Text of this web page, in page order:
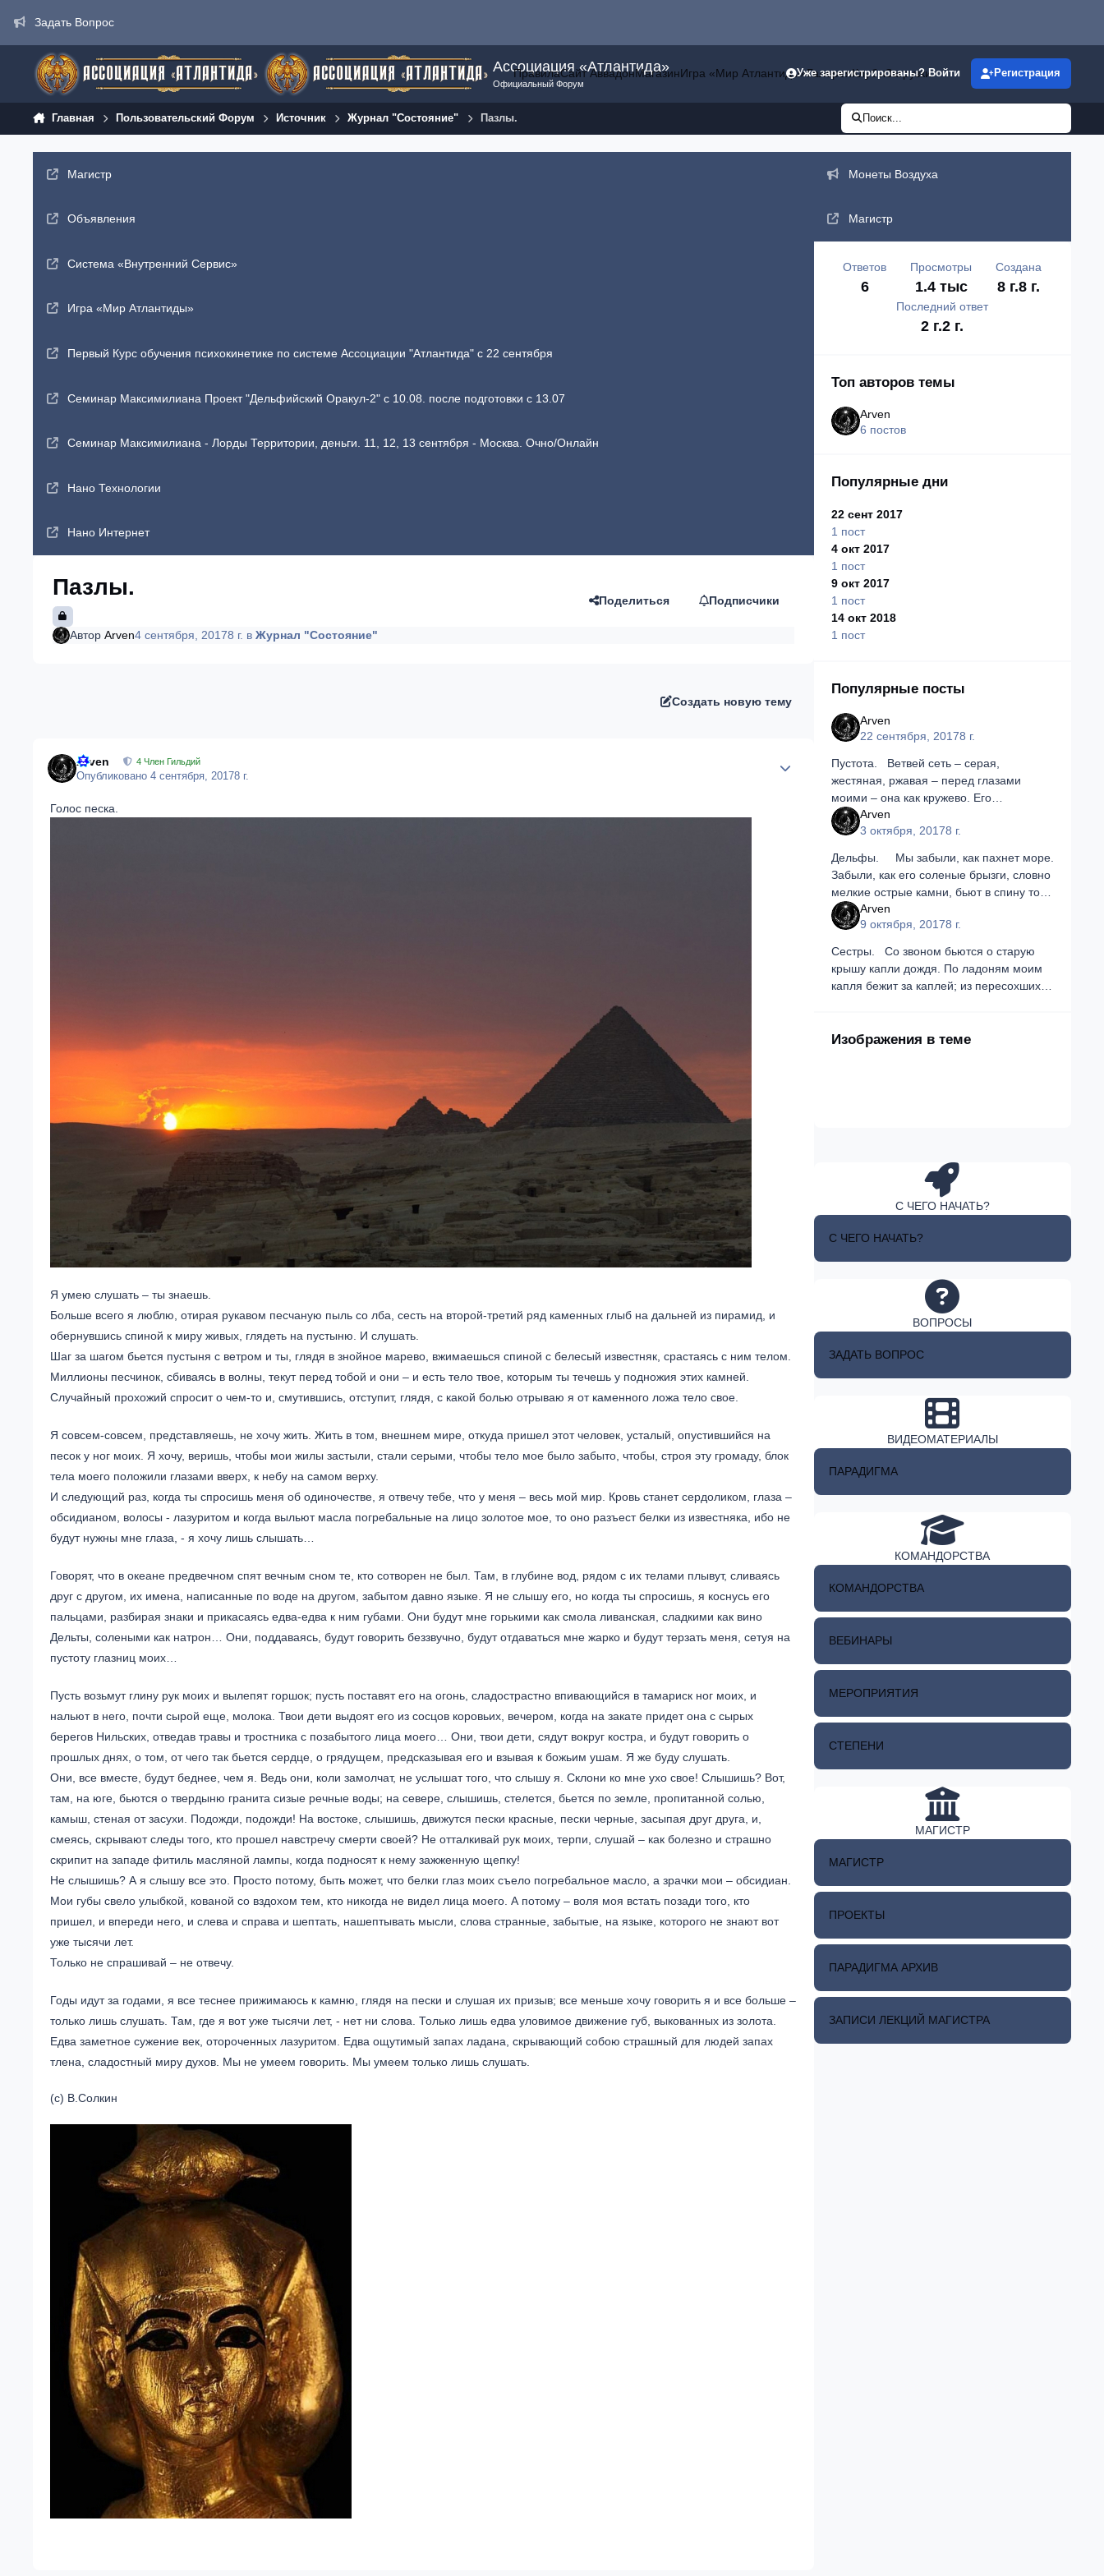
Задать Вопрос
Ассоциация «Атлантида»
Официальный Форум
ПравилаСайт АввадонМагазинИгра «Мир Атлантиды»ГалереяКлубыЗагрузки
Уже зарегистрированы? Войти Регистрация
Главная Пользовательский Форум Источник Журнал "Состояние" Пазлы. Поиск...
Магистр
Объявления
Система «Внутренний Сервис»
Игра «Мир Атлантиды»
Первый Курс обучения психокинетике по системе Ассоциации "Атлантида" с 22 сентября
Семинар Максимилиана Проект "Дельфийский Оракул-2" с 10.08. после подготовки с 13.07
Семинар Максимилиана - Лорды Территории, деньги. 11, 12, 13 сентября - Москва. Очно/Онлайн
Нано Технологии
Нано Интернет
Пазлы.
Поделиться Подписчики
Автор Arven4 сентября, 20178 г. в Журнал "Состояние"
Создать новую тему
Arven 4 Член Гильдий
Опубликовано4 сентября, 20178 г.
Author stats
Голос песка.
Я умею слушать – ты знаешь.
Больше всего я люблю, отирая рукавом песчаную пыль со лба, сесть на второй-третий ряд каменных глыб на дальней из пирамид, и
обернувшись спиной к миру живых, глядеть на пустыню. И слушать.
Шаг за шагом бьется пустыня с ветром и ты, глядя в знойное марево, вжимаешься спиной с белесый известняк, срастаясь с ним телом.
Миллионы песчинок, сбиваясь в волны, текут перед тобой и они – и есть тело твое, которым ты течешь у подножия этих камней.
Случайный прохожий спросит о чем-то и, смутившись, отступит, глядя, с какой болью отрываю я от каменного ложа тело свое.
Я совсем-совсем, представляешь, не хочу жить. Жить в том, внешнем мире, откуда пришел этот человек, усталый, опустившийся на
песок у ног моих. Я хочу, веришь, чтобы мои жилы застыли, стали серыми, чтобы тело мое было забыто, чтобы, строя эту громаду, блок
тела моего положили глазами вверх, к небу на самом верху.
И следующий раз, когда ты спросишь меня об одиночестве, я отвечу тебе, что у меня – весь мой мир. Кровь станет сердоликом, глаза –
обсидианом, волосы - лазуритом и когда выльют масла погребальные на лицо золотое мое, то оно разъест белки из известняка, ибо не
будут нужны мне глаза, - я хочу лишь слышать…
Говорят, что в океане предвечном спят вечным сном те, кто сотворен не был. Там, в глубине вод, рядом с их телами плывут, сливаясь
друг с другом, их имена, написанные по воде на другом, забытом давно языке. Я не слышу его, но когда ты спросишь, я коснусь его
пальцами, разбирая знаки и прикасаясь едва-едва к ним губами. Они будут мне горькими как смола ливанская, сладкими как вино
Дельты, солеными как натрон… Они, поддаваясь, будут говорить беззвучно, будут отдаваться мне жарко и будут терзать меня, сетуя на
пустоту глазниц моих…
Пусть возьмут глину рук моих и вылепят горшок; пусть поставят его на огонь, сладострастно впивающийся в тамариск ног моих, и
нальют в него, почти сырой еще, молока. Твои дети выдоят его из сосцов коровьих, вечером, когда на закате придет она с сырых
берегов Нильских, отведав травы и тростника с позабытого лица моего… Они, твои дети, сядут вокруг костра, и будут говорить о
прошлых днях, о том, от чего так бьется сердце, о грядущем, предсказывая его и взывая к божьим ушам. Я же буду слушать.
Они, все вместе, будут беднее, чем я. Ведь они, коли замолчат, не услышат того, что слышу я. Склони ко мне ухо свое! Слышишь? Вот,
там, на юге, бьются о твердыню гранита сизые речные воды; на севере, слышишь, стелется, бьется по земле, пропитанной солью,
камыш, стеная от засухи. Подожди, подожди! На востоке, слышишь, движутся пески красные, пески черные, засыпая друг друга, и,
смеясь, скрывают следы того, кто прошел навстречу смерти своей? Не отталкивай рук моих, терпи, слушай – как болезно и страшно
скрипит на западе фитиль масляной лампы, когда подносят к нему зажженную щепку!
Не слышишь? А я слышу все это. Просто потому, быть может, что белки глаз моих съело погребальное масло, а зрачки мои – обсидиан.
Мои губы свело улыбкой, кованой со вздохом тем, кто никогда не видел лица моего. А потому – воля моя встать позади того, кто
пришел, и впереди него, и слева и справа и шептать, нашептывать мысли, слова странные, забытые, на языке, которого не знают вот
уже тысячи лет.
Только не спрашивай – не отвечу.
Годы идут за годами, я все теснее прижимаюсь к камню, глядя на пески и слушая их призыв; все меньше хочу говорить я и все больше –
только лишь слушать. Там, где я вот уже тысячи лет, - нет ни слова. Только лишь едва уловимое движение губ, выкованных из золота.
Едва заметное сужение век, отороченных лазуритом. Едва ощутимый запах ладана, скрывающий собою страшный для людей запах
тлена, сладостный миру духов. Мы не умеем говорить. Мы умеем только лишь слушать.
(с) В.Солкин
Монеты Воздуха
Магистр
Ответов
6
Просмотры
1.4 тыс
Создана
8 г.8 г.
Последний ответ
2 г.2 г.
Топ авторов темы
Arven
6 постов
Популярные дни
22 сент 2017
1 пост
4 окт 2017
1 пост
9 окт 2017
1 пост
14 окт 2018
1 пост
Популярные посты
Arven
22 сентября, 20178 г.
Пустота. Ветвей сеть – серая,
жестяная, ржавая – перед глазами
моими – она как кружево. Его
коснувшись – обрушишь изгибы в пыль.
Тонкое полотно пыли на них, льняное, с
Arven
3 октября, 20178 г.
Дельфы. Мы забыли, как пахнет море.
Забыли, как его соленые брызги, словно
мелкие острые камни, бьют в спину того,
кто возложил на алтарь свою жертву.
Забыли то, как масл
Arven
9 октября, 20178 г.
Сестры. Со звоном бьются о старую
крышу капли дождя. По ладоням моим
капля бежит за каплей; из пересохших
Изображения в теме
С ЧЕГО НАЧАТЬ?
С ЧЕГО НАЧАТЬ?
ВОПРОСЫ
ЗАДАТЬ ВОПРОС
ВИДЕОМАТЕРИАЛЫ
ПАРАДИГМА
КОМАНДОРСТВА
КОМАНДОРСТВА
ВЕБИНАРЫ
МЕРОПРИЯТИЯ
СТЕПЕНИ
МАГИСТР
МАГИСТР
ПРОЕКТЫ
ПАРАДИГМА АРХИВ
ЗАПИСИ ЛЕКЦИЙ МАГИСТРА